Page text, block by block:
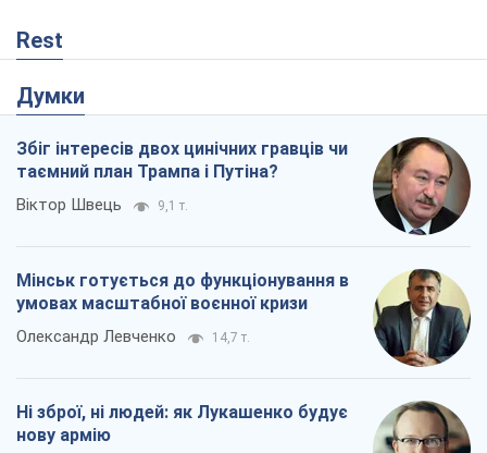
Rest
Думки
Збіг інтересів двох цинічних гравців чи
таємний план Трампа і Путіна?
Віктор Швець 9,1 т.
Мінськ готується до функціонування в
умовах масштабної воєнної кризи
Олександр Левченко 14,7 т.
Ні зброї, ні людей: як Лукашенко будує
нову армію